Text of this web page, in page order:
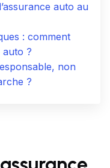
auto au
: comment
auto ?
non
?